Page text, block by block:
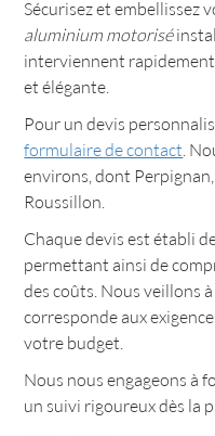
Sécurisez et embellissez
aluminium motorisé
interviennent
et élégante.
Pour un devis
formulaire de contact .
environs, dont
Roussillon.
Chaque devis est établi
permettant ainsi de
des coûts. Nous veillons
corresponde aux
votre budget.
Nous nous engageons à
un suivi rigoureux dès la